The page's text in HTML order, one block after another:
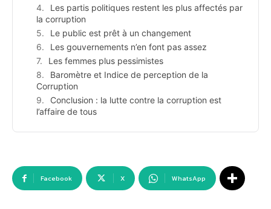
Les partis politiques restent les plus affectés par
la corruption
Le public est prêt à un changement
Les gouvernements n’en font pas assez
Les femmes plus pessimistes
Baromètre et Indice de perception de la
Corruption
Conclusion : la lutte contre la corruption est
l’affaire de tous
Facebook X WhatsApp